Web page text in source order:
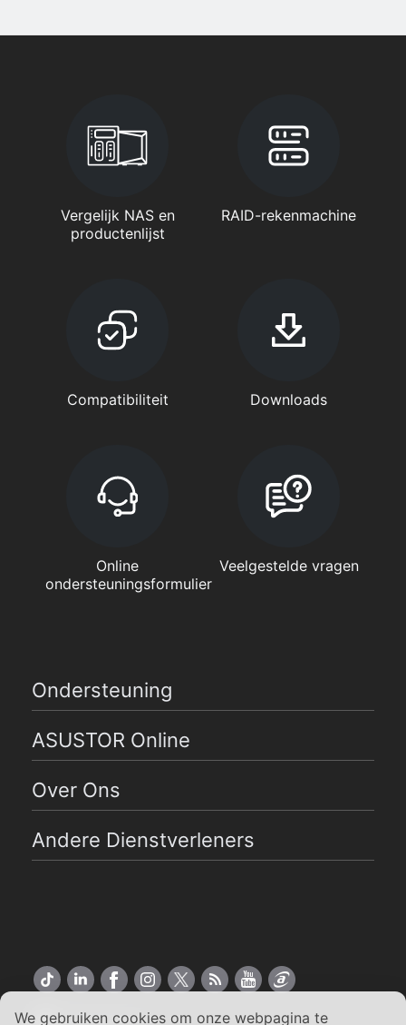
We gebruiken cookies om onze webpagina te
Vergelijk NAS en
productenlijst
RAID-rekenmachine
Compatibiliteit Downloads
Online
ondersteuningsformulier
Veelgestelde vragen
Ondersteuning
ASUSTOR Online
Over Ons
Andere Dienstverleners